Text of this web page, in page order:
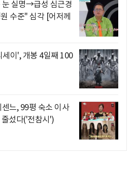
눈 실명→급성 심근경
수준" 심각 [어저께
이', 개봉 4일째 100
느, 99평 숙소 이사
섰다('전참시')